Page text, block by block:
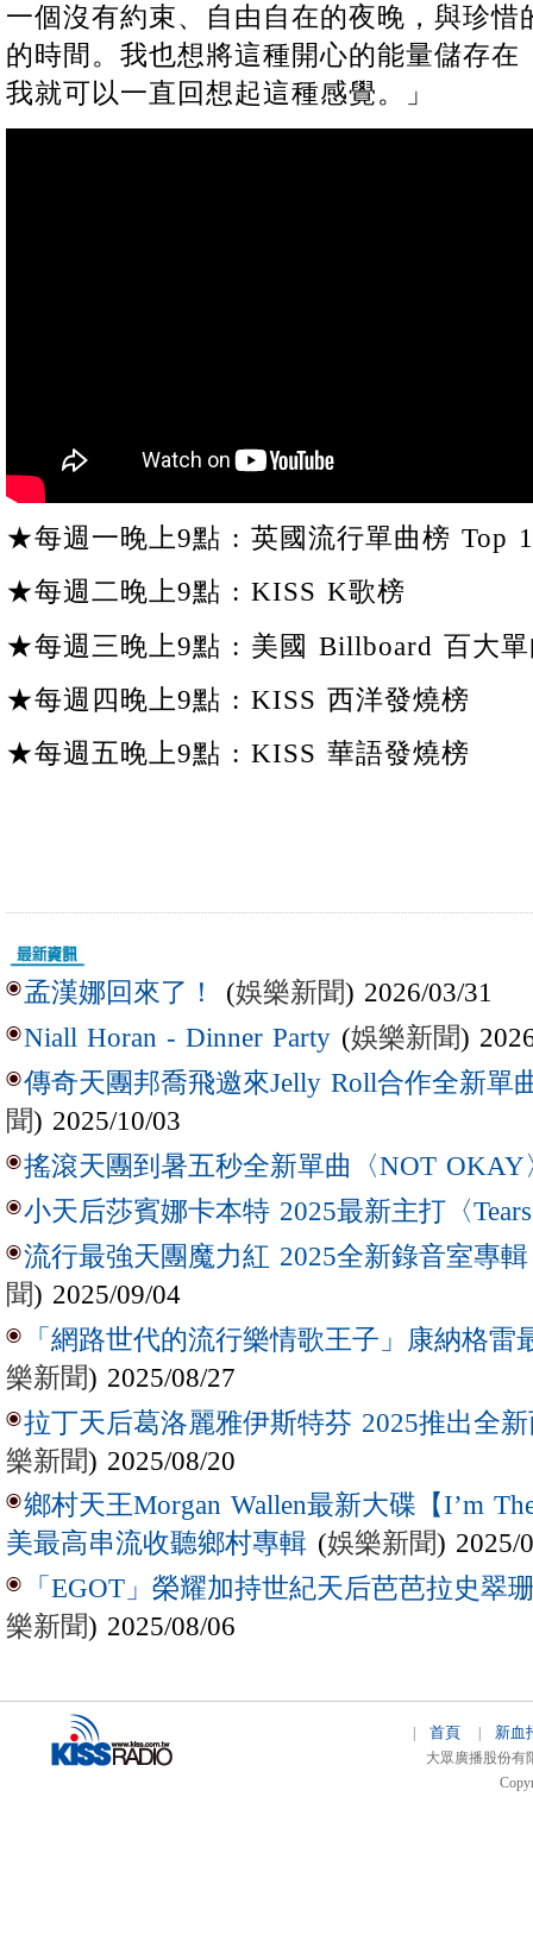
一個沒有約束、自由自在的夜晚，與珍
的時間。我也想將這種開心的能量儲存在
我就可以一直回想起這種感覺。」
★每週一晚上9點 : 英國流行單曲榜 Top
★每週二晚上9點 : KISS K歌榜
★每週三晚上9點 : 美國 Billboard 百大
★每週四晚上9點 : KISS 西洋發燒榜
★每週五晚上9點 : KISS 華語發燒榜
孟漢娜回來了！ (娛樂新聞) 2026/03/31
Niall Horan - Dinner Party (娛樂新聞)
傳奇天團邦喬飛邀來Jelly Roll合作全新單
聞) 2025/10/03
搖滾天團到暑五秒全新單曲〈NOT OKAY
小天后莎賓娜卡本特 2025最新主打〈
流行最強天團魔力紅 2025全新錄音室專
聞) 2025/09/04
「網路世代的流行樂情歌王子」康納格雷
樂新聞) 2025/08/27
拉丁天后葛洛麗雅伊斯特芬 2025推出全新
樂新聞) 2025/08/20
鄉村天王Morgan Wallen最新大碟【I’m
美最高串流收聽鄉村專輯 (娛樂新聞) 2025/
「EGOT」榮耀加持世紀天后芭芭拉史翠
樂新聞) 2025/08/06
| 首頁| 新血
大眾廣播股份有